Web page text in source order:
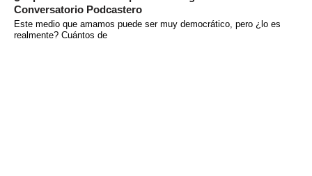
Conversatorio Podcastero
Este medio que amamos puede ser muy democrático, pero ¿lo es
realmente? Cuántos de